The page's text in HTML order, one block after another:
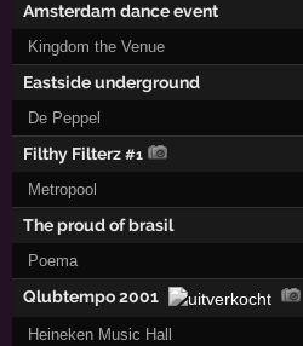
Amsterdam dance event
Kingdom the Venue
Eastside underground
De Peppel
Filthy Filterz #1
Metropool
The proud of brasil
Poema
Qlubtempo 2001
Heineken Music Hall